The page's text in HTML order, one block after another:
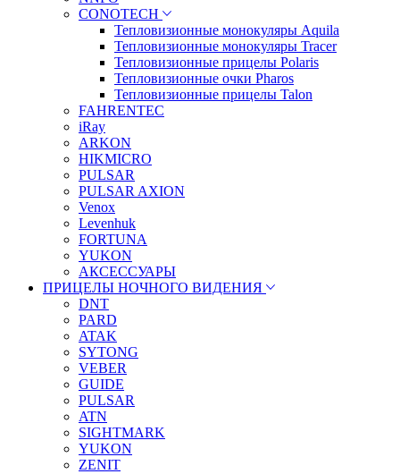
CONOTECH
Тепловизионные монокуляры Aquila
Тепловизионные монокуляры Tracer
Тепловизионные прицелы Polaris
Тепловизионные очки Pharos
Тепловизионные прицелы Talon
FAHRENTEC
iRay
ARKON
HIKMICRO
PULSAR
PULSAR AXION
Venox
Levenhuk
FORTUNA
YUKON
АКСЕССУАРЫ
ПРИЦЕЛЫ НОЧНОГО ВИДЕНИЯ
DNT
PARD
ATAK
SYTONG
VEBER
GUIDE
PULSAR
ATN
SIGHTMARK
YUKON
ZENIT